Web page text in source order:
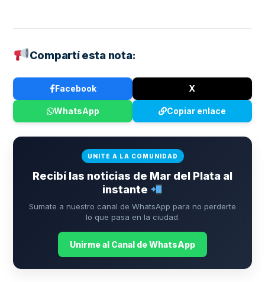
Compartí esta nota:
Facebook X
WhatsApp Copiar enlace
UNITE A LA COMUNIDAD
Recibí las noticias de Mar del Plata al
instante
Sumate a nuestro canal de WhatsApp para no perderte
lo que pasa en la ciudad.
Unirme al Canal de WhatsApp